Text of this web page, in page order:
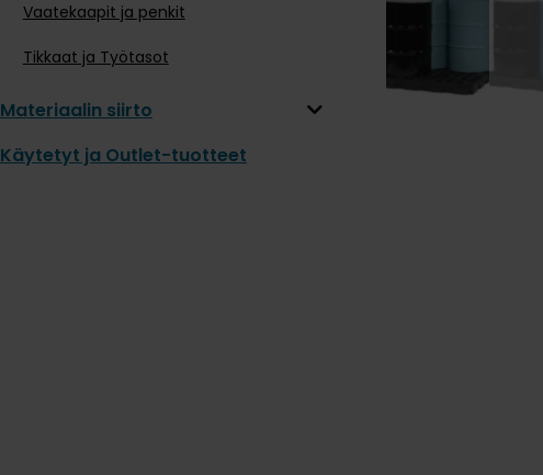
Vaatekaapit ja penkit
Tikkaat ja Työtasot
Materiaalin siirto
Käytetyt ja Outlet-tuotteet